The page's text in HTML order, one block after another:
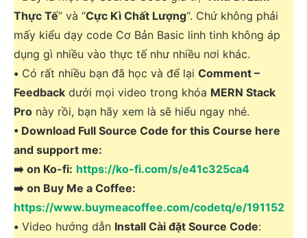
Thực Tế” và “Cực Kì Chất Lượng“. Chứ không phải
mấy kiểu dạy code Cơ Bản Basic linh tinh không áp
dụng gì nhiều vào thực tế như nhiều nơi khác.
• Có rất nhiều bạn đã học và để lại Comment –
Feedback dưới mọi video trong khóa MERN Stack
Pro này rồi, bạn hãy xem là sẽ hiểu ngay nhé.
• Download Full Source Code for this Course here
and support me:
➡️ on Ko-fi: https://ko-fi.com/s/e41c325ca4
➡️ on Buy Me a Coffee:
https://www.buymeacoffee.com/codetq/e/191152
• Video hướng dẫn Install Cài đặt Source Code: